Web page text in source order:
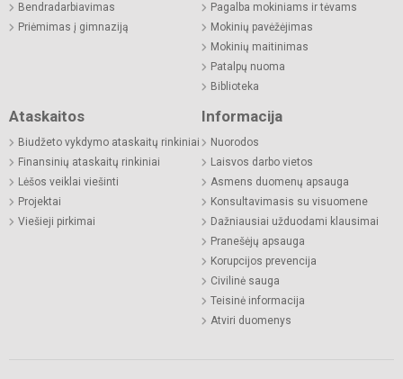
Bendradarbiavimas
Priėmimas į gimnaziją
Pagalba mokiniams ir tėvams
Mokinių pavėžėjimas
Mokinių maitinimas
Patalpų nuoma
Biblioteka
Ataskaitos
Biudžeto vykdymo ataskaitų rinkiniai
Finansinių ataskaitų rinkiniai
Lėšos veiklai viešinti
Projektai
Viešieji pirkimai
Informacija
Nuorodos
Laisvos darbo vietos
Asmens duomenų apsauga
Konsultavimasis su visuomene
Dažniausiai užduodami klausimai
Pranešėjų apsauga
Korupcijos prevencija
Civilinė sauga
Teisinė informacija
Atviri duomenys